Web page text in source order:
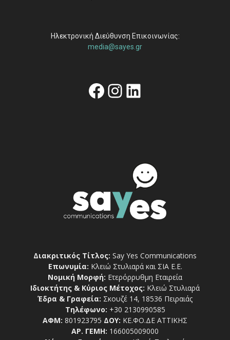
Ηλεκτρονική Διεύθυνση Επικοινωνίας:
media@sayes.gr
Facebook
Instagram
Linkedin
Διακριτικός Τίτλος: Say Yes Communications
Επωνυμία: Κλειώ Στυλιαρά και ΣΙΑ Ε.Ε.
Νομική Μορφή: Ετερόρρυθμη Εταιρεία
Ιδιοκτήτης & Κύριος Μέτοχος: Κλειώ Στυλιαρά
Έδρα & Γραφεία: Σκουζέ 14, 18536 Πειραιάς
Τηλέφωνο: +30 2130990585
ΑΦΜ: 801923795 ΔΟΥ: ΚΕ.ΦΟ.ΔΕ ΑΤΤΙΚΗΣ
ΑΡ. ΓΕΜΗ: 166005009000